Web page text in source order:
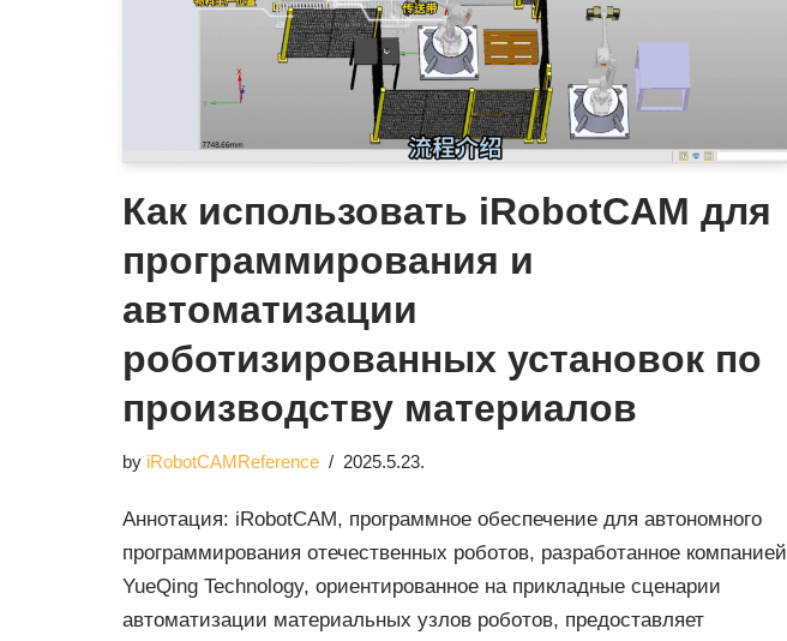
Как использовать iRobotCAM для
программирования и
автоматизации
роботизированных установок по
производству материалов
by iRobotCAMReference 2025.5.23.
Аннотация: iRobotCAM, программное обеспечение для автономного
программирования отечественных роботов, разработанное компанией
YueQing Technology, ориентированное на прикладные сценарии
автоматизации материальных узлов роботов, предоставляет